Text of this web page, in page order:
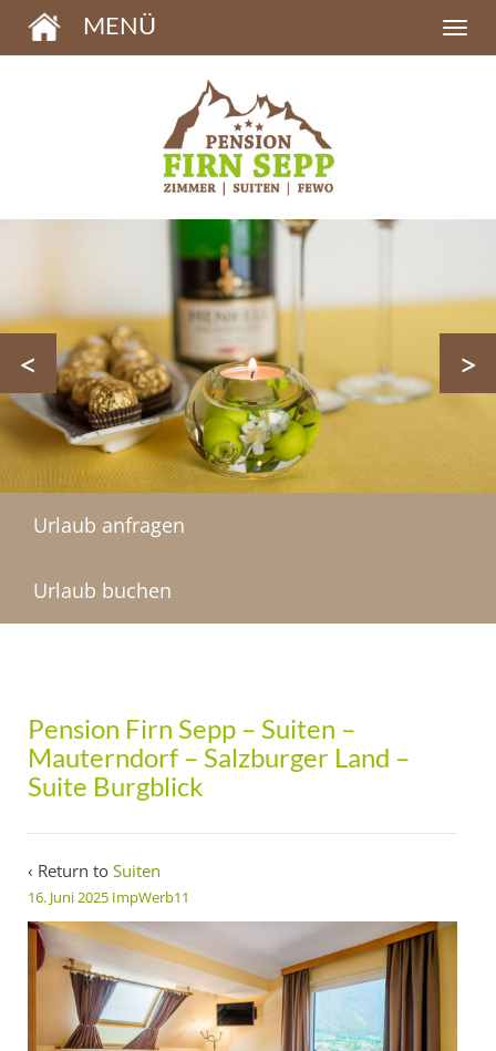
MENÜ
< >
Urlaub anfragen
Urlaub buchen
Pension Firn Sepp – Suiten –
Mauterndorf – Salzburger Land –
Suite Burgblick
‹ Return to Suiten
16. Juni 2025 ImpWerb11